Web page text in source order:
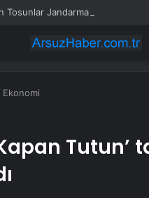
Tosunlar Jandarma Tarafından
Ekonomi
Tutun’